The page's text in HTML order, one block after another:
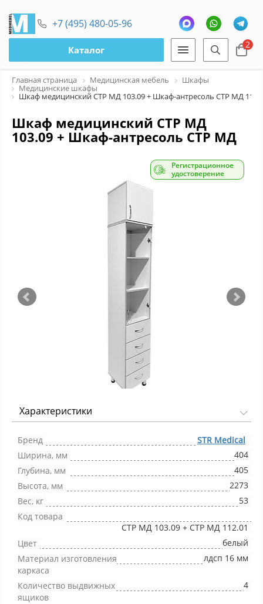
+7 (495) 480-05-96
Каталог 2
Главная страница Медицинская мебель Шкафы
Медицинские шкафы
Шкаф медицинский СТР МД 103.09 + Шкаф-антресоль СТР МД
Шкаф медицинский СТР МД
103.09 + Шкаф-антресоль СТР МД
Регистрационное
удостоверение
Характеристики
Бренд
STR Medical
Ширина, мм
404
Глубина, мм
405
Высота, мм
2273
Вес, кг
53
Код товара
СТР МД 103.09 + СТР МД 112.01
Цвет
белый
Материал изготовления
каркаса
лдсп 16 мм
Количество выдвижных
ящиков
4